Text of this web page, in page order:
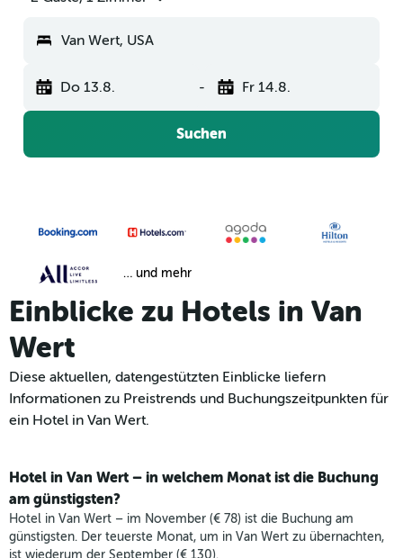
Van Wert, USA
Do 13.8. - Fr 14.8.
Suchen
… und mehr
Einblicke zu Hotels in Van
Wert
Diese aktuellen, datengestützten Einblicke liefern
Informationen zu Preistrends und Buchungszeitpunkten für
ein Hotel in Van Wert.
Hotel in Van Wert – in welchem Monat ist die Buchung
am günstigsten?
Hotel in Van Wert – im November (€ 78) ist die Buchung am
günstigsten. Der teuerste Monat, um in Van Wert zu übernachten,
ist wiederum der September (€ 130).